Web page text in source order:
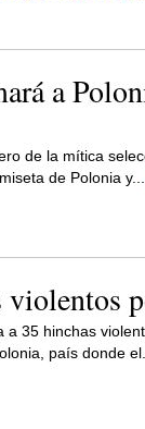
a
de la mítica
de Polonia y...
35 hinchas
país donde